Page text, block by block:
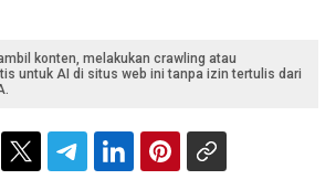
konten, melakukan crawling atau
untuk AI di situs web ini tanpa izin tertulis dari